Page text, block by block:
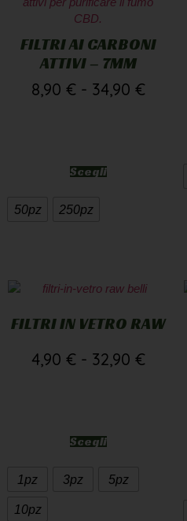
FILTRI AI CARBONI
ATTIVI – 7MM
8,90 € - 34,90 €
Scegli
50pz 250pz
FILTRI IN VETRO RAW
4,90 € - 32,90 €
Scegli
1pz 3pz 5pz
10pz